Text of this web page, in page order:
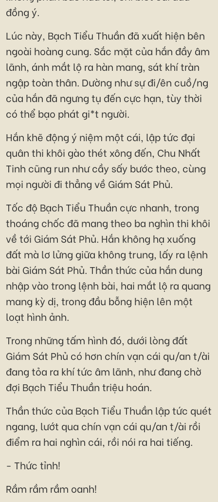
đồng ý.
Lúc này, Bạch Tiểu Thuần đã xuất hiện bên
ngoài hoàng cung. Sắc mặt của hắn đầy âm
lãnh, ánh mắt lộ ra hàn mang, sát khí tràn
ngập toàn thân. Dường như sự đi/ên cuồ/ng
của hắn đã ngưng tụ đến cực hạn, tùy thời
có thể bạo phát gi*t người.
Hắn khẽ động ý niệm một cái, lập tức đại
quân thi khôi gào thét xông đến, Chu Nhất
Tinh cũng run như cầy sấy bước theo, cùng
mọi người đi thẳng về Giám Sát Phủ.
Tốc độ Bạch Tiểu Thuần cực nhanh, trong
thoáng chốc đã mang theo ba nghìn thi khôi
về tới Giám Sát Phủ. Hắn không hạ xuống
đất mà lơ lửng giữa không trung, lấy ra lệnh
bài Giám Sát Phủ. Thần thức của hắn dung
nhập vào trong lệnh bài, hai mắt lộ ra quang
mang kỳ dị, trong đầu bỗng hiện lên một
loạt hình ảnh.
Trong những tấm hình đó, dưới lòng đất
Giám Sát Phủ có hơn chín vạn cái qu/an t/ài
đang tỏa ra khí tức âm lãnh, như đang chờ
đợi Bạch Tiểu Thuần triệu hoán.
Thần thức của Bạch Tiểu Thuần lập tức quét
ngang, lướt qua chín vạn cái qu/an t/ài rồi
điểm ra hai nghìn cái, rồi nói ra hai tiếng.
- Thức tỉnh!
Rầm rầm rầm oanh!